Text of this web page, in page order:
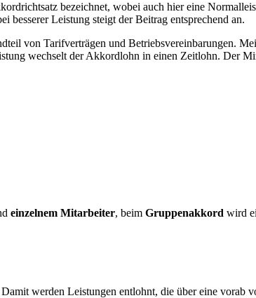
bezeichnet, wobei auch hier eine
besserer Leistung steigt der Beitrag entsprechend an.
von Tarifverträgen und Betriebsvereinbarungen.
wechselt der Akkordlohn in einen Zeitlohn. Der
einzelnem Mitarbeiter, beim Gruppenakkord wird
werden Leistungen entlohnt, die über eine vorab